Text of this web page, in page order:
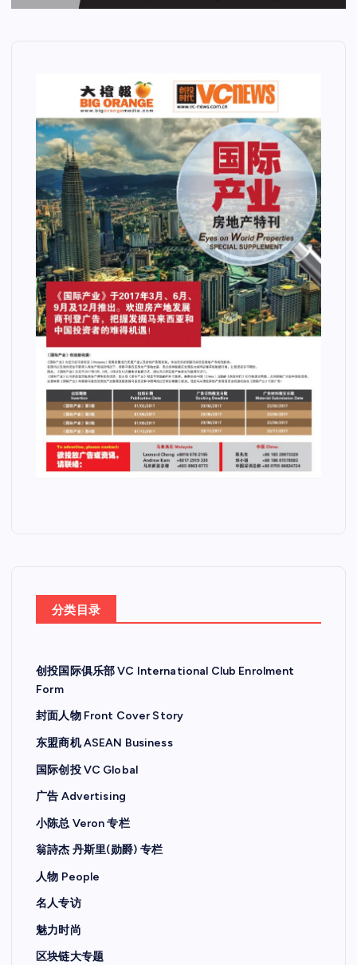
分类目录
创投国际俱乐部 VC International Club Enrolment
Form
封面人物 Front Cover Story
东盟商机 ASEAN Business
国际创投 VC Global
广告 Advertising
小陈总 Veron 专栏
翁詩杰 丹斯里(勋爵) 专栏
人物 People
名人专访
魅力时尚
区块链大专题